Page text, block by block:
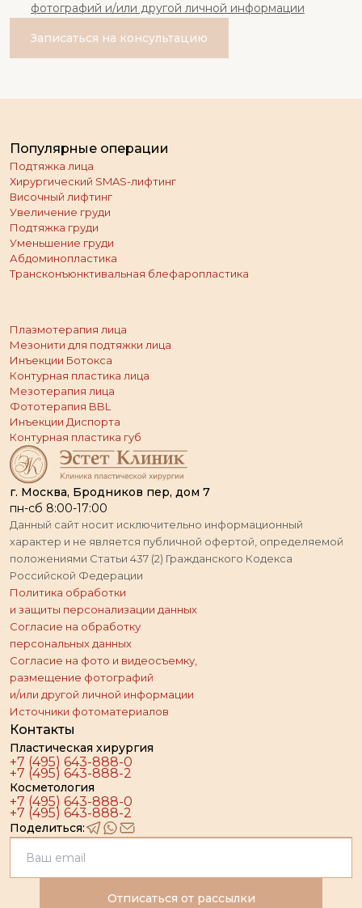
фотографий и/или другой личной информации
Записаться на консультацию
г. Москва, Бродников пер, дом 7
пн-сб 8:00-17:00
Данный сайт носит исключительно информационный
характер и не является публичной офертой, определяемой
положениями Статьи 437 (2) Гражданского Кодекса
Российской Федерации
Политика обработки
и защиты персонализации данных
Согласие на обработку
персональных данных
Согласие на фото и видеосъемку,
размещение фотографий
и/или другой личной информации
Источники фотоматериалов
Популярные операции
Подтяжка лица
Хирургический SMAS-лифтинг
Височный лифтинг
Увеличение груди
Подтяжка груди
Уменьшение груди
Абдоминопластика
Трансконъюнктивальная блефаропластика
Плазмотерапия лица
Мезонити для подтяжки лица
Инъекции Ботокса
Контурная пластика лица
Мезотерапия лица
Фототерапия BBL
Инъекции Диспорта
Контурная пластика губ
Контакты
Пластическая хирургия
+7 (495) 643-888-0
+7 (495) 643-888-2
Косметология
+7 (495) 643-888-0
+7 (495) 643-888-2
Поделиться:
Отписаться от рассылки